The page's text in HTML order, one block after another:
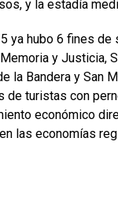
y la estadía
ya hubo 6 fines de
y Justicia,
la Bandera y San
de turistas con
económico
las economías